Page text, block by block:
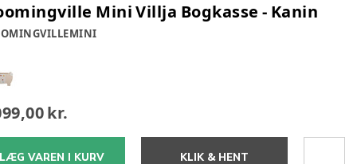
Mini Villja Bogkasse - Kanin
kr.
LÆG VAREN I KURV KLIK & HENT